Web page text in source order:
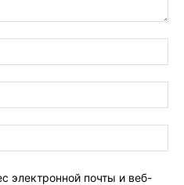
электронной почты и веб-